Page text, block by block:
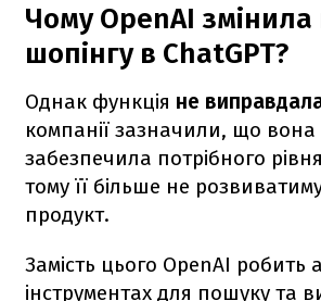
Чому OpenAI змінила
шопінгу в ChatGPT?
Однак функція не
компанії зазначили, що вона
забезпечила потрібного
тому її більше не
продукт.
Замість цього OpenAI робить
інструментах для пошуку та